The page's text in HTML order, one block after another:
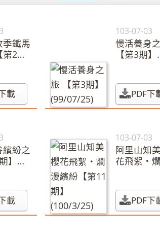
季鐵馬
第2
載
103-07-03
慢活養身
【第3期】
PDF下
繽紛之
】
載
103-07-03
阿里山知
花飛絮‧
PDF下